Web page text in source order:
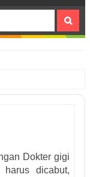
Dokter gigi
dicabut,